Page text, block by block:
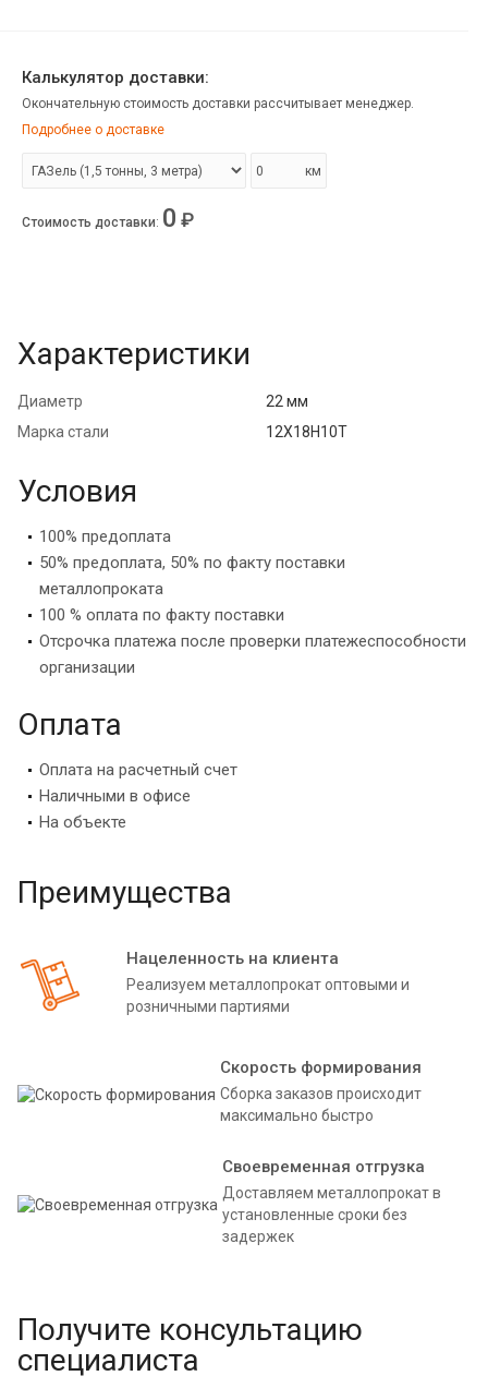
Калькулятор доставки:
Окончательную стоимость доставки рассчитывает менеджер.
Подробнее о доставке
км
Стоимость доставки: 0 ₽
Характеристики
Диаметр
22 мм
Марка стали
12Х18Н10Т
Условия
100% предоплата
50% предоплата, 50% по факту поставки
металлопроката
100 % оплата по факту поставки
Отсрочка платежа после проверки платежеспособности
организации
Оплата
Оплата на расчетный счет
Наличными в офисе
На объекте
Преимущества
Нацеленность на клиента
Реализуем металлопрокат оптовыми и
розничными партиями
Скорость формирования
Сборка заказов происходит
максимально быстро
Своевременная отгрузка
Доставляем металлопрокат в
установленные сроки без
задержек
Получите консультацию
специалиста